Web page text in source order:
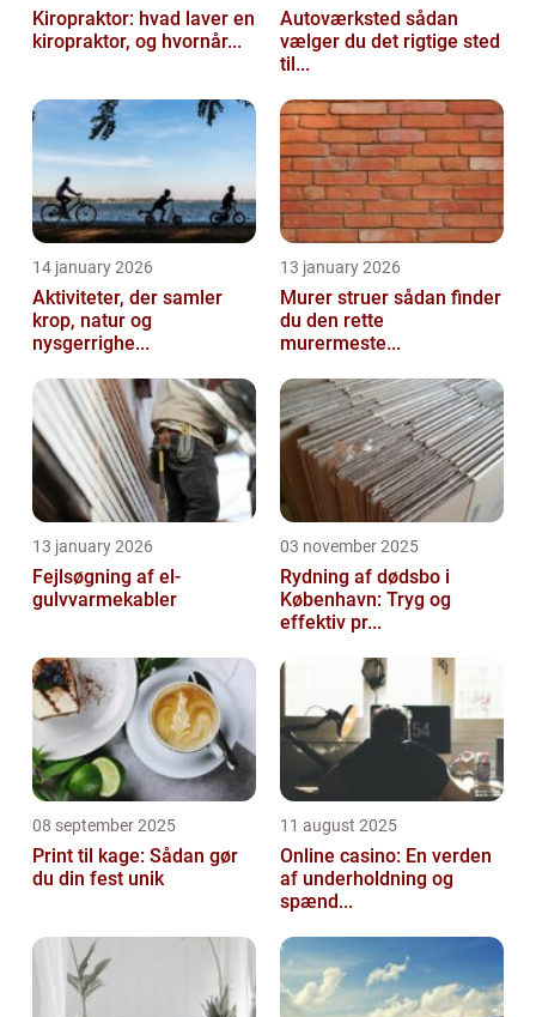
Kiropraktor: hvad laver en
kiropraktor, og hvornår...
Autoværksted sådan
vælger du det rigtige sted
til...
14 january 2026
Aktiviteter, der samler
krop, natur og
nysgerrighe...
13 january 2026
Murer struer sådan finder
du den rette
murermeste...
13 january 2026
Fejlsøgning af el-
gulvvarmekabler
03 november 2025
Rydning af dødsbo i
København: Tryg og
effektiv pr...
08 september 2025
Print til kage: Sådan gør
du din fest unik
11 august 2025
Online casino: En verden
af underholdning og
spænd...